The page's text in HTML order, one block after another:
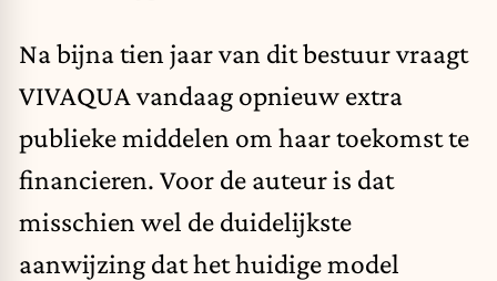
Na bijna tien jaar van dit bestuur vraagt
VIVAQUA vandaag opnieuw extra
publieke middelen om haar toekomst te
financieren. Voor de auteur is dat
misschien wel de duidelijkste
aanwijzing dat het huidige model